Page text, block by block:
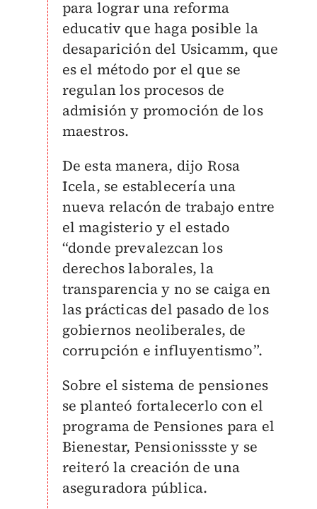
para lograr una reforma
educativ que haga posible la
desaparición del Usicamm, que
es el método por el que se
regulan los procesos de
admisión y promoción de los
maestros.
De esta manera, dijo Rosa
Icela, se establecería una
nueva relacón de trabajo entre
el magisterio y el estado
“donde prevalezcan los
derechos laborales, la
transparencia y no se caiga en
las prácticas del pasado de los
gobiernos neoliberales, de
corrupción e influyentismo”.
Sobre el sistema de pensiones
se planteó fortalecerlo con el
programa de Pensiones para el
Bienestar, Pensionissste y se
reiteró la creación de una
aseguradora pública.